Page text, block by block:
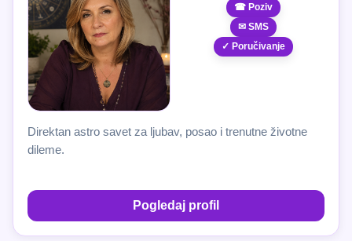
☎ Poziv
✉ SMS
✓ Poručivanje
Direktan astro savet za ljubav, posao i trenutne životne
dileme.
Pogledaj profil